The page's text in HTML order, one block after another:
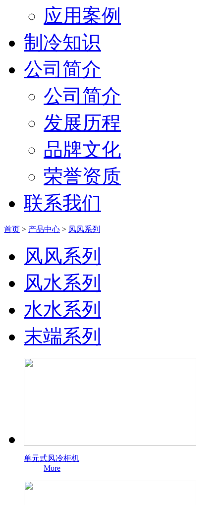
应用案例
制冷知识
公司简介
公司简介
发展历程
品牌文化
荣誉资质
联系我们
首页 > 产品中心 > 风风系列
风风系列
风水系列
水水系列
末端系列
单元式风冷柜机
More